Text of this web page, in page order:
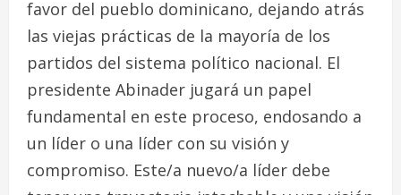
favor del pueblo dominicano, dejando atrás
las viejas prácticas de la mayoría de los
partidos del sistema político nacional. El
presidente Abinader jugará un papel
fundamental en este proceso, endosando a
un líder o una líder con su visión y
compromiso. Este/a nuevo/a líder debe